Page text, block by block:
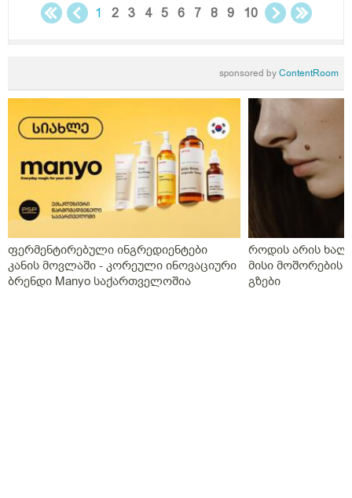
1 2 3 4 5 6 7 8 9 10
sponsored byContentRoom
ფერმენტირებული ინგრედიენტები
კანის მოვლაში - კორეული ინოვაციური
ბრენდი Manyo საქართველოშია
როდის არის
მისი მოშორების
გზები